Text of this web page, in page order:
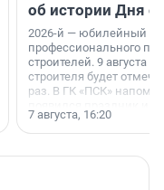
об истории Дня
2026-й — юбилейный
профессионального
строителей. 9 августа
строителя будет
раз. В ГК «ПСК»
поменялась роль
7 августа, 16:20